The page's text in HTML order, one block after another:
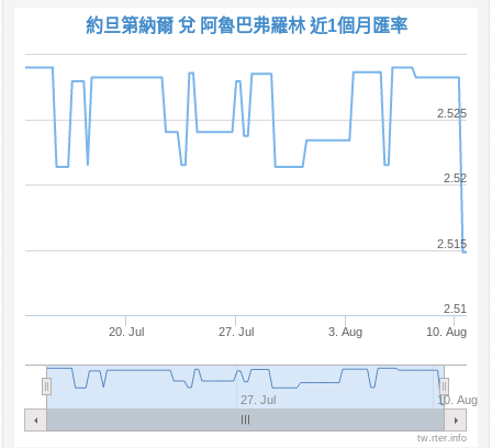
約旦第納爾 兌 阿魯巴弗羅林 近1個月匯率
20. Jul 27. Jul 3. Aug 10. Aug
27. Jul 10. Aug
2.51
2.515
2.52
2.525
tw.rter.info